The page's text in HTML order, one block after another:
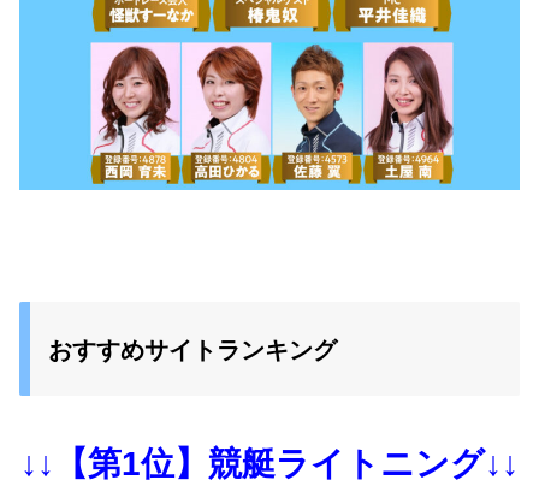
おすすめサイトランキング
↓↓【第1位】競艇ライトニング↓↓